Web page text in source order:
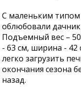
С маленьким типом
облюбовали
Подъемный вес –
- 63 см, ширина - 42
легко загрузить
окончания сезона
назад.